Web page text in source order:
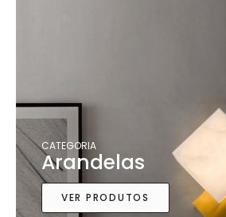
CATEGORIA
Arandelas
VER PRODUTOS